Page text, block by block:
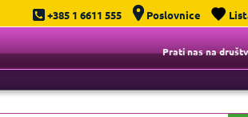
+385 1 6611 555 Poslovnice
Prati nas na